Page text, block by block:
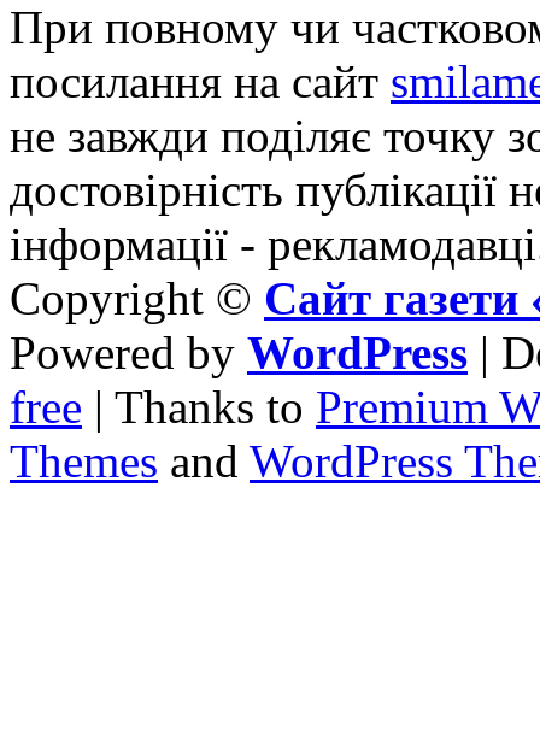
При повному чи
посилання на сайт
не завжди поділяє точку
достовірність публікації
інформації -
Copyright © Сайт
Powered by WordPress |
free | Thanks to Premium
Themes and WordPress